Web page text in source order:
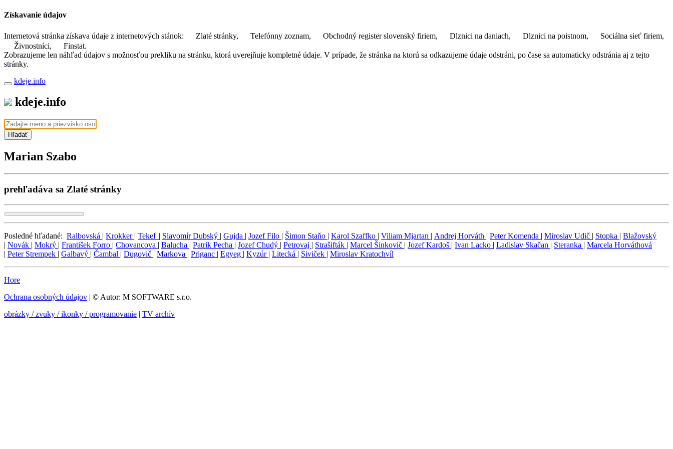
Získavanie údajov
Internetová stránka získava údaje z internetových stánok: Zlaté stránky, Telefónny zoznam, Obchodný register slovenský firiem, Dlznici na daniach, Dlznici na poistnom,
Sociálna sieť firiem,
Živnostníci,
Finstat.
Zobrazujeme len náhľad údajov s možnosťou prekliku na stránku, ktorá uverejňuje kompletné údaje. V prípade, že stránka na ktorú sa odkazujeme údaje odstráni, po čase sa automaticky odstránia aj z tejto
stránky.
kdeje.info
kdeje.info
Hľadať
Marian Szabo
prehľadáva sa Zlaté stránky
Posledné hľadané: Ralbovská | Krokker | Tekeľ | Slavomír Dubský | Gujda | Jozef Filo | Šimon Staňo | Karol Szaffko | Viliam Mjartan | Andrej Horváth | Peter Komenda | Miroslav Udič | Stopka | Blažovský
| Novák | Mokrý | František Forro | Chovancova | Balucha | Patrik Pecha | Jozef Chudý | Petrovaj | Strašifták | Marcel Šinkovič | Jozef Kardoš | Ivan Lacko | Ladislav Skačan | Steranka | Marcela Horváthová
| Peter Strempek | Galbavý | Čambal | Dugovič | Markova | Priganc | Egyeg | Kyzúr | Litecká | Siviček | Miroslav Kratochvíl
Hore
Ochrana osobných údajov | © Autor: M SOFTWARE s.r.o.
obrázky / zvuky / ikonky / programovanie | TV archív